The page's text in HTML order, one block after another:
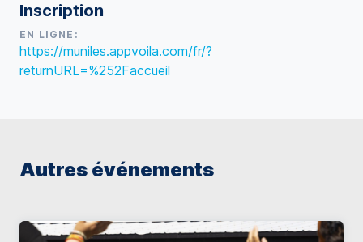
Inscription
EN LIGNE:
https://muniles.appvoila.com/fr/?
returnURL=%252Faccueil
Autres événements